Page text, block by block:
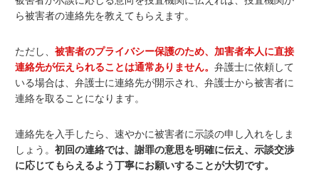
ら被害者の連絡先を教えてもらえます。
ただし、被害者のプライバシー保護のため、加害者本人に直接
連絡先が伝えられることは通常ありません。弁護士に依頼して
いる場合は、弁護士に連絡先が開示され、弁護士から被害者に
連絡を取ることになります。
連絡先を入手したら、速やかに被害者に示談の申し入れをしま
しょう。初回の連絡では、謝罪の意思を明確に伝え、示談交渉
に応じてもらえるよう丁寧にお願いすることが大切です。